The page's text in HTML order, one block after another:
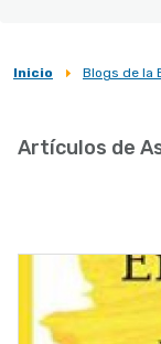
Sobrescribir
de
la
navegación
Inicio Blogs de la
Artículos de